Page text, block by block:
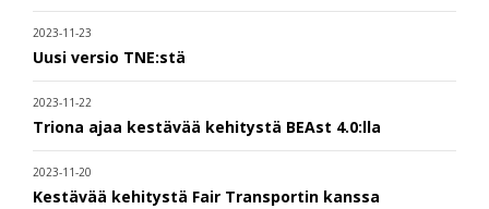
2023-11-23
Uusi versio TNE:stä
2023-11-22
Triona ajaa kestävää kehitystä BEAst 4.0:lla
2023-11-20
Kestävää kehitystä Fair Transportin kanssa